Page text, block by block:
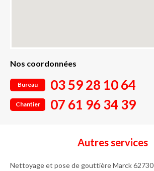
Nos coordonnées
Bureau 03 59 28 10 64
Chantier 07 61 96 34 39
Autres services
Nettoyage et pose de gouttière Marck 62730